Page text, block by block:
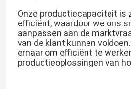
Onze productiecapaciteit is
efficiënt, waardoor we ons
aanpassen aan de
van de klant kunnen
ernaar om efficiënt te
productieoplossingen van